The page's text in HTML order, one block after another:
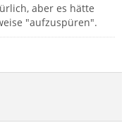
aber es hätte
"aufzuspüren".